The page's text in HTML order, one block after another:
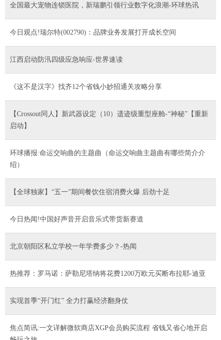
全国最大宠物连锁医院，新瑞鹏引领行业数字化浪潮-环球热讯
今日观点!瑞尔特(002790)：品牌业务发展打开成长空间
江西启动防汛四级应急响应-世界速读
《这不是汉字》找齐12个省钱小妙招通关攻略分享
【Crossout同人】新武器设定（10）遗迹级重型座舱-“神秘”【重新
启动】
环球播报:命运交响曲的主题曲（命运交响曲主题曲有哪些简介介
绍）
【全球独家】“五一”期间餐饮住宿消费火爆 后劲十足
今日热闻!中国好声音开启音乐式带货新赛道
北京朝阳区私立学校一年学费多少？-热闻
热推荐：罗马诺：萨勒尼塔纳将花费1200万欧元买断布拉耶-迪亚
实现首季“开门红” 全力打赢经济翻身仗
焦点简讯:一文详解微软商店XGP会员购买流程 省钱又省心地开启